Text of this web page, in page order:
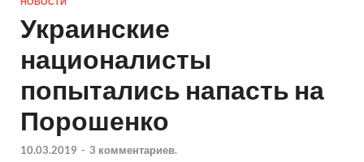
Украинские
националисты
попытались напасть на
Порошенко
10.03.2019 - 3 комментариев.